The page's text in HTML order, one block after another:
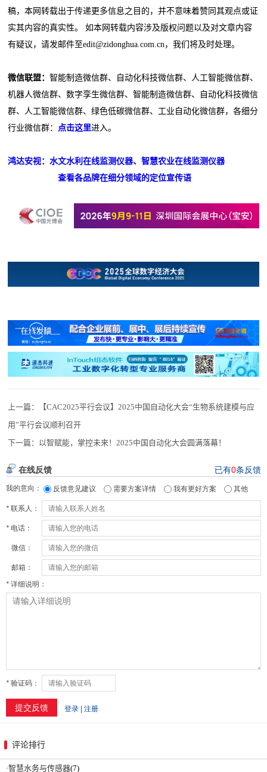
稿，本网转载出于传递更多信息之目的，并不意味着赞同其观点或证
实其内容的真实性。 如本网转载内容涉及版权问题以及对文章内容
有疑议，请发邮件至edit@zidonghua.com.cn，我们将及时处理。
微信联盟：智能制造微信群、自动化科技微信群、人工智能微信群、
机器人微信群、数字孪生微信群、智能制造微信群、自动化科技微信
群、人工智能微信群、绿色低碳微信群、工业自动化微信群，各细分
行业微信群： 点击这里进入。
鸿达安视：水文水利在线监测仪器、智慧农业在线监测仪器
查看各品牌在细分领域的定位宣传语
上一篇：
【CAC2025平行会议】2025中国自动化大会“生物系统建模与应
用”平行会议顺利召开
下一篇：
以智赋能，掌控未来！2025中国自动化大会圆满落幕！
评论排行
·智慧水务与传感器(7)